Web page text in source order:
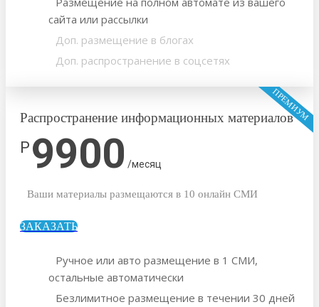
сайта или рассылки
Доп. размещение в блогах
Доп. распространение в соцсетях
ПРЕМИУМ
Распространение информационных материалов
Р 9900 /месяц
Ваши материалы размещаются в 10 онлайн СМИ
ЗАКАЗАТЬ
Ручное или авто размещение в 1 СМИ,
остальные автоматически
Безлимитное размещение в течении 30 дней